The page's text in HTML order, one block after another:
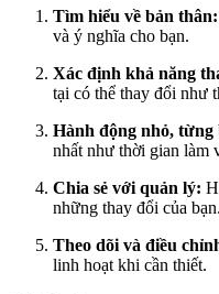
Tìm hiểu về bản thân:
và ý nghĩa cho bạn.
Xác định khả năng
tại có thể thay đổi như
Hành động nhỏ, từng
nhất như thời gian làm
Chia sẻ với quản lý:
những thay đổi của bạn.
Theo dõi và điều
linh hoạt khi cần thiết.